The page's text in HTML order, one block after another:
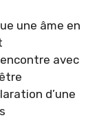
une âme en
avec
d’une